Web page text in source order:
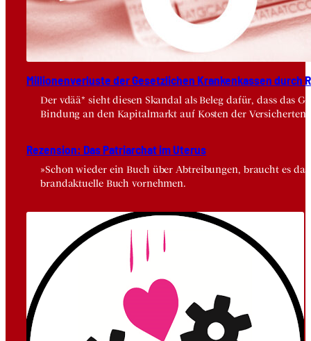
Mil­lio­nen­ver­lus­te der Gesetz­li­chen Kran­ken­kas­sen durch
Der vdää* sieht diesen Skandal als Beleg dafür, dass das
Bindung an den Kapitalmarkt auf Kosten der Versicherten.
Rezen­si­on: Das Patri­ar­chat im Ute­rus
»Schon wieder ein Buch über Abtreibungen, braucht es
brandaktuelle Buch vornehmen.